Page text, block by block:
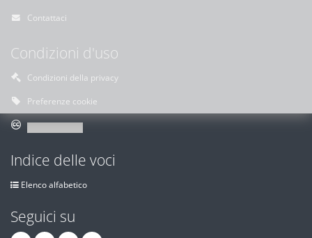
Contattaci
Condizioni d'uso
Condizioni della privacy
Preferenze cookie
Indice delle voci
Elenco alfabetico
Seguici su